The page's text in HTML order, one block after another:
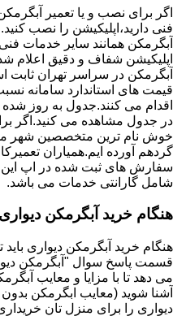
اگر برای نصب و یا تعمیر
فنی دارید،اپلیکیشن را نصب
آبگرمکن همانند سایر خدمات
اپلیکیشن شفاف و دقیق اعلام
آبگرمکن در سراسر تهران ثابت
قیمت های استاندارد سامانه
اقدام می کنند.جدول به روز
در جدول مشاهده می کنید.اگر
خوش نام ترین متخصصین شهر
گردهم آورده ایم.همیاران
سفارش های ثبت شده در اپ
شامل گارانتی خدمات می باشد.
هنگام خرید آبگرمکن
هنگام خرید آبگرمکن دیواری باید
قسمت پاسخ سوال "آبگرمکن
می دهد تا با مزایا و معایب
آشنا شوید (معایب ابگرمکن
دیواری را برای منزل تان